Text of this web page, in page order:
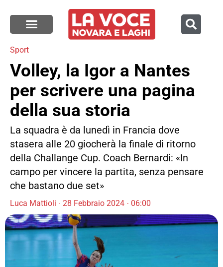
Sport
Volley, la Igor a Nantes
per scrivere una pagina
della sua storia
La squadra è da lunedì in Francia dove
stasera alle 20 giocherà la finale di ritorno
della Challange Cup. Coach Bernardi: «In
campo per vincere la partita, senza pensare
che bastano due set»
Luca Mattioli 28 Febbraio 2024 06:00